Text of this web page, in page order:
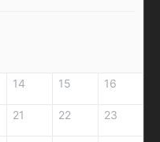
14 15 16
21 22 23